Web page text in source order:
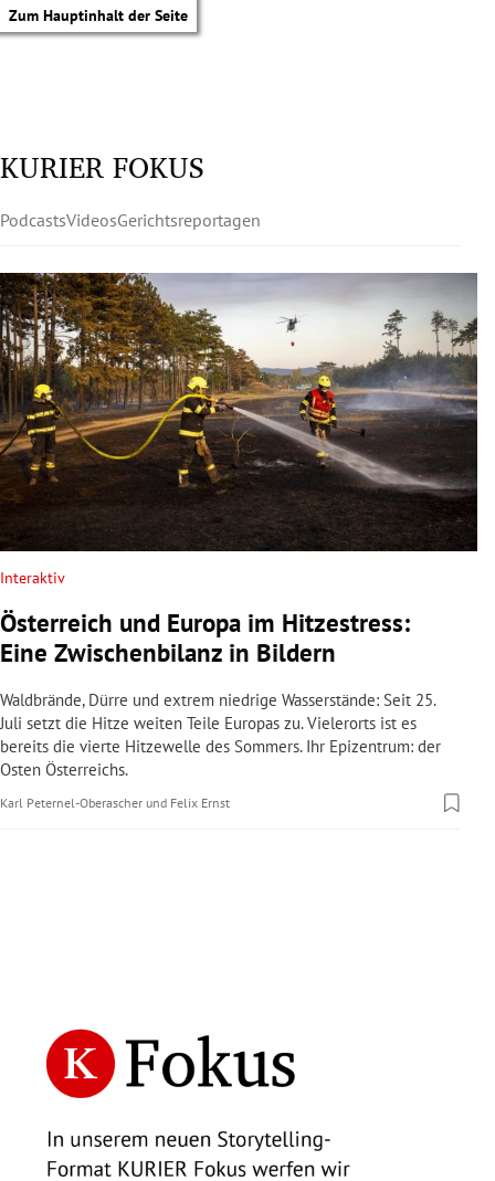
Zum Hauptinhalt der Seite
Untermenü
Untermenü
Untermenü
Untermenü
Untermenü
Untermenü
KURIER FOKUS
PodcastsVideosGerichtsreportagen
Interaktiv
Österreich und Europa im Hitzestress:
Eine Zwischenbilanz in Bildern
Waldbrände, Dürre und extrem niedrige Wasserstände: Seit 25.
Juli setzt die Hitze weiten Teile Europas zu. Vielerorts ist es
bereits die vierte Hitzewelle des Sommers. Ihr Epizentrum: der
Osten Österreichs.
Karl Peternel-Oberascher und Felix Ernst